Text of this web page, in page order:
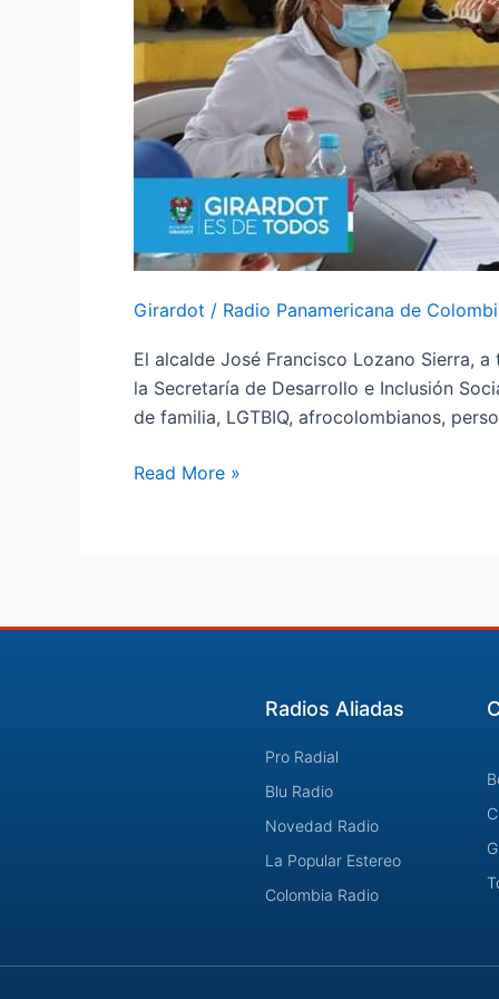
Girardot / Radio Panamericana de
El alcalde José Francisco Lozano Sierra,
la Secretaría de Desarrollo e Inclusión
de familia, LGTBIQ, afrocolombianos,
Read More »
Radios Aliadas
Pro Radial
Blu Radio
Novedad Radio
La Popular Estereo
Colombia Radio